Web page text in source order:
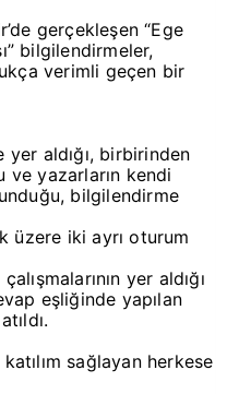
gerçekleşen “Ege
bilgilendirmeler,
verimli geçen bir
yer aldığı, birbirinden
ve yazarların kendi
bilgilendirme
üzere iki ayrı oturum
yer aldığı
eşliğinde yapılan
sağlayan herkese